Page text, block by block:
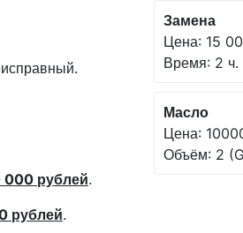
000 рублей.
рублей.
Замена
Цена: 15
Время: 2 ч.
Масло
Цена:
Объём: 2